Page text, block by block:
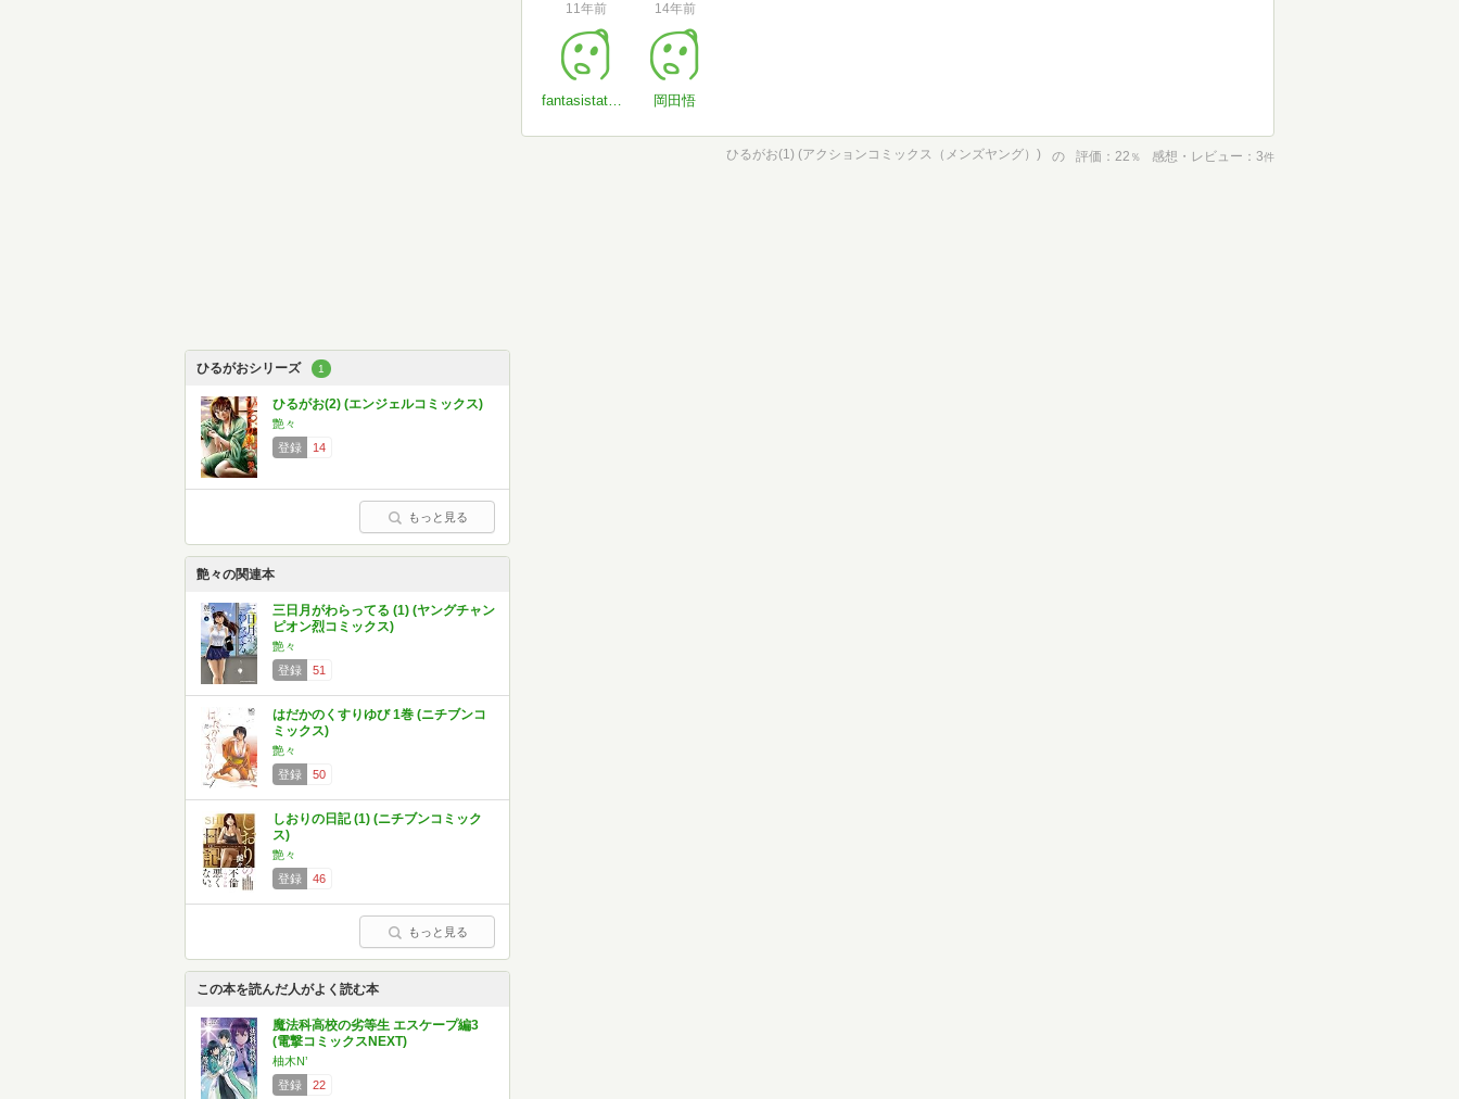
ひるがおシリーズ 1
ひるがお(2) (エンジェルコミックス)
艶々
登録
14
もっと見る
艶々の関連本
三日月がわらってる (1) (ヤングチャン
ピオン烈コミックス)
艶々
登録
51
はだかのくすりゆび 1巻 (ニチブンコ
ミックス)
艶々
登録
50
しおりの日記 (1) (ニチブンコミック
ス)
艶々
登録
46
もっと見る
この本を読んだ人がよく読む本
魔法科高校の劣等生 エスケープ編3
(電撃コミックスNEXT)
柚木N’
登録
22
11年前
fantasistatodoroki
14年前
岡田悟
ひるがお(1) (アクションコミックス（メンズヤング）) の 評価 22 ％ 感想・レビュー 3件